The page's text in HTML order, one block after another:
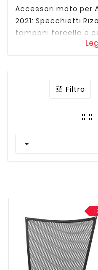
Accessori moto per
2021: Specchietti
tamponi forcella e
per il motore R&G.
 Filtro

-